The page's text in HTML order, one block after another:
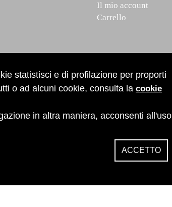
Il mio account
Carrello
Web Agency Jestosoft
ACCETTO
statistisci e di profilazione per proporti
o ad alcuni cookie, consulta la cookie
in altra maniera, acconsenti all'uso